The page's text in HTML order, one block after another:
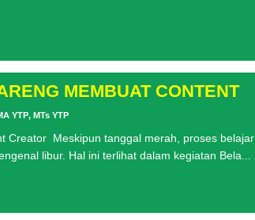
MEMBUAT CONTENT
YTP, MTs YTP
Creator Meskipun tanggal merah, proses belajar
libur. Hal ini terlihat dalam kegiatan Bela...